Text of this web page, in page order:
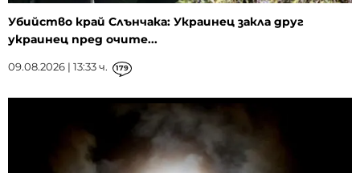
Убийство край Слънчака: Украинец закла друг
украинец пред очите...
09.08.2026 | 13:33 ч. 179